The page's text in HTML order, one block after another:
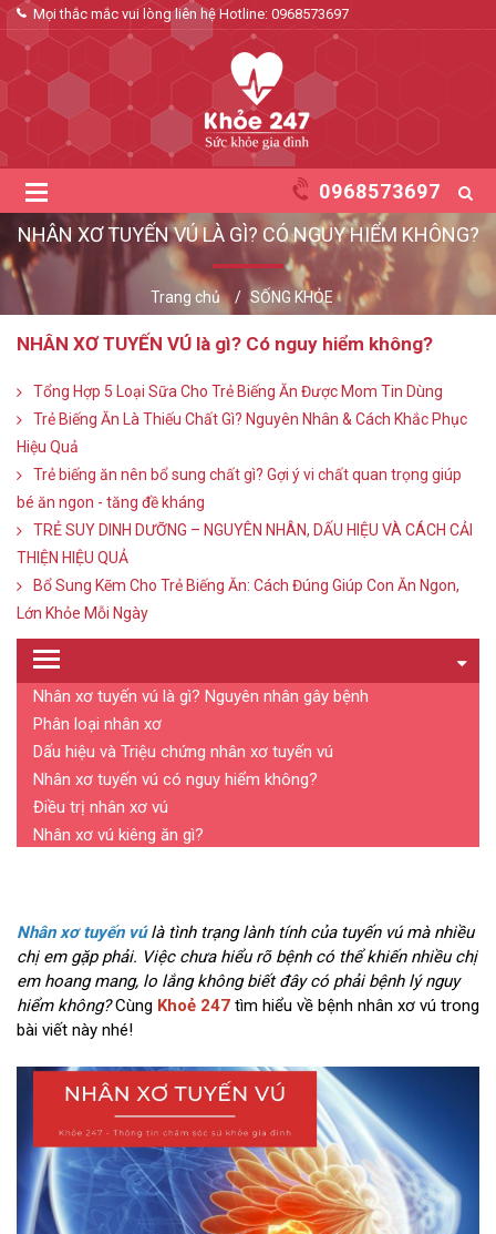
Mọi thắc mắc vui lòng liên hệ Hotline: 0968573697
0968573697
NHÂN XƠ TUYẾN VÚ LÀ GÌ? CÓ NGUY HIỂM KHÔNG?
Trang chủ SỐNG KHỎE
NHÂN XƠ TUYẾN VÚ là gì? Có nguy hiểm không?
Tổng Hợp 5 Loại Sữa Cho Trẻ Biếng Ăn Được Mom Tin Dùng
Trẻ Biếng Ăn Là Thiếu Chất Gì? Nguyên Nhân & Cách Khắc Phục
Hiệu Quả
Trẻ biếng ăn nên bổ sung chất gì? Gợi ý vi chất quan trọng giúp
bé ăn ngon - tăng đề kháng
TRẺ SUY DINH DƯỠNG – NGUYÊN NHÂN, DẤU HIỆU VÀ CÁCH CẢI
THIỆN HIỆU QUẢ
Bổ Sung Kẽm Cho Trẻ Biếng Ăn: Cách Đúng Giúp Con Ăn Ngon,
Lớn Khỏe Mỗi Ngày
Nhân xơ tuyến vú là gì? Nguyên nhân gây bệnh
Phân loại nhân xơ
Dấu hiệu và Triệu chứng nhân xơ tuyến vú
Nhân xơ tuyến vú có nguy hiểm không?
Điều trị nhân xơ vú
Nhân xơ vú kiêng ăn gì?
Nhân xơ tuyến vúlà tình trạng lành tính của tuyến vú mà nhiều
chị em gặp phải. Việc chưa hiểu rõ bệnh có thể khiến nhiều chị
em hoang mang, lo lắng không biết đây có phải bệnh lý nguy
hiểm không?Cùng Khoẻ 247 tìm hiểu về bệnh nhân xơ vú trong
bài viết này nhé!